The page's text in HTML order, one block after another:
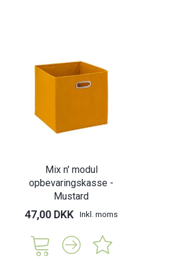
Mix n' modul
opbevaringskasse -
Mustard
47,00 DKK Inkl. moms